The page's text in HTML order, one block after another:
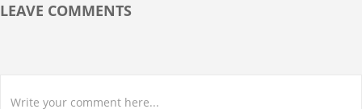
LEAVE COMMENTS